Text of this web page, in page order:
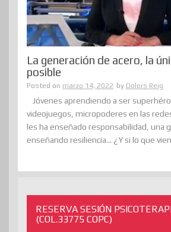
La generación de acero, la
posible
Posted on marzo 14, 2022 by Dolors Reig
Jóvenes aprendiendo a ser
videojuegos, micropoderes en las
les ha enseñado responsabilidad, una
enseñando resiliencia... ¿Y si lo que
RESERVA SESIÓN
(COL.33775 COPC)